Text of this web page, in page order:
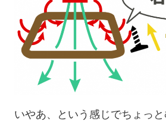
いやあ、という感じでちょっと